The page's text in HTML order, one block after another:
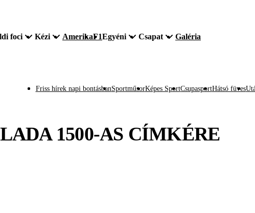
foci Kézi AmerikaF1Egyéni Csapat Galéria
Friss hírek napi bontásbanSportműsorKépes SportCsupasportHátsó füves
LADA 1500-AS CÍMKÉRE